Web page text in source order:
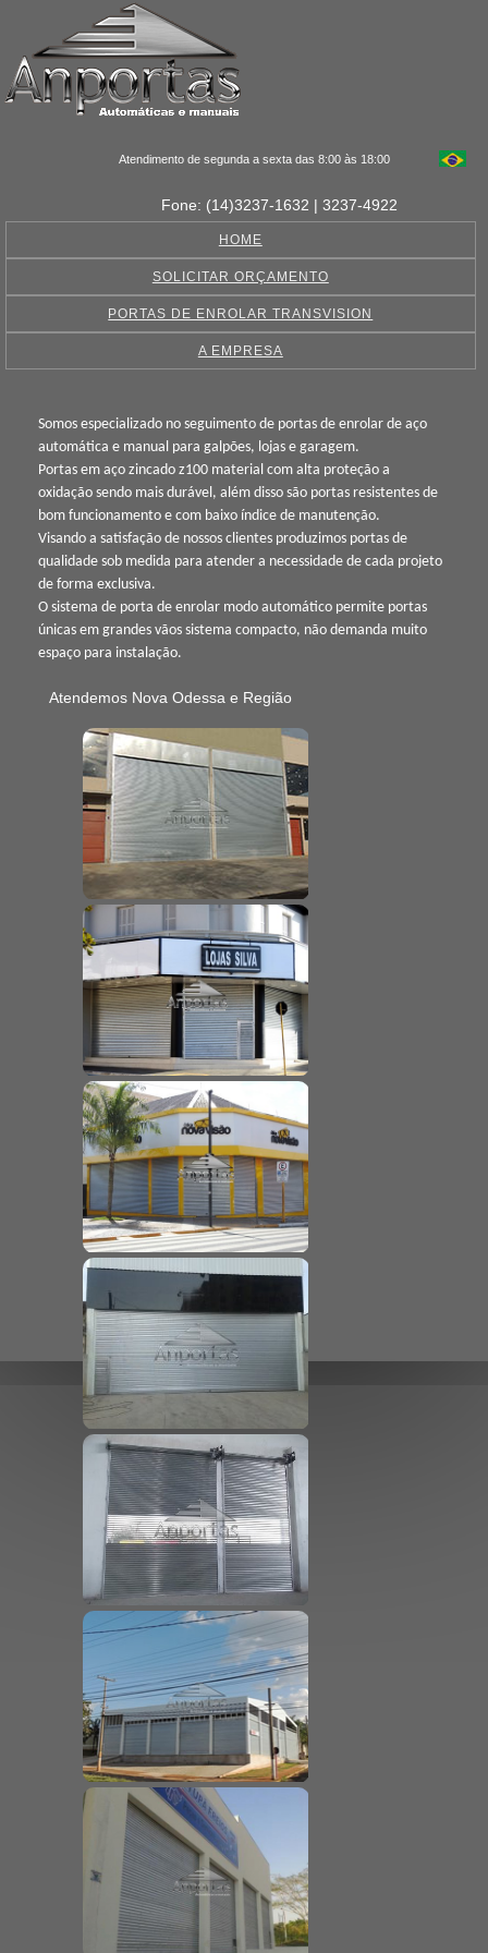
Atendimento de segunda a sexta das 8:00 às 18:00
Fone: (14)3237-1632 | 3237-4922
HOME
SOLICITAR ORÇAMENTO
PORTAS DE ENROLAR TRANSVISION
A EMPRESA
Somos especializado no seguimento de portas de enrolar de aço
automática e manual para galpões, lojas e garagem.
Portas em aço zincado z100 material com alta proteção a
oxidação sendo mais durável, além disso são portas resistentes de
bom funcionamento e com baixo índice de manutenção.
Visando a satisfação de nossos clientes produzimos portas de
qualidade sob medida para atender a necessidade de cada projeto
de forma exclusiva.
O sistema de porta de enrolar modo automático permite portas
únicas em grandes vãos sistema compacto, não demanda muito
espaço para instalação.
Atendemos Nova Odessa e Região